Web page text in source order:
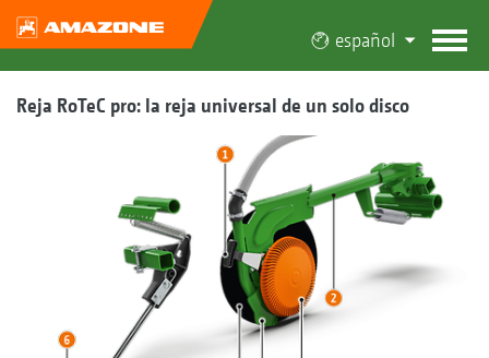
español
Reja RoTeC pro: la reja universal de un solo disco